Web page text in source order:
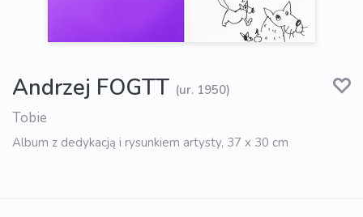
Andrzej FOGTT (ur. 1950)
Tobie
Album z dedykacją i rysunkiem artysty, 37 x 30 cm